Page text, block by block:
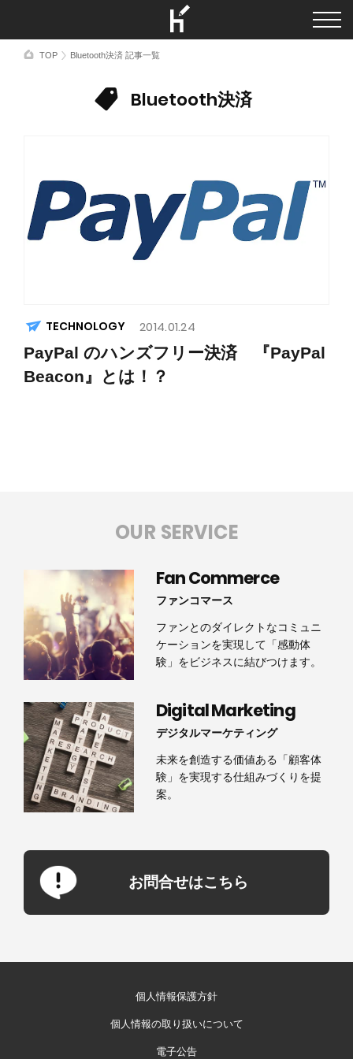
Bluetooth決済
TOP Bluetooth決済 記事一覧
TECHNOLOGY 2014.01.24
PayPal のハンズフリー決済 『PayPal
Beacon』とは！？
OUR SERVICE
Fan Commerce
ファンコマース
ファンとのダイレクトなコミュニ
ケーションを実現して「感動体
験」をビジネスに結びつけます。
Digital Marketing
デジタルマーケティング
未来を創造する価値ある「顧客体
験」を実現する仕組みづくりを提
案。
お問合せはこちら
個人情報保護方針
個人情報の取り扱いについて
電子公告